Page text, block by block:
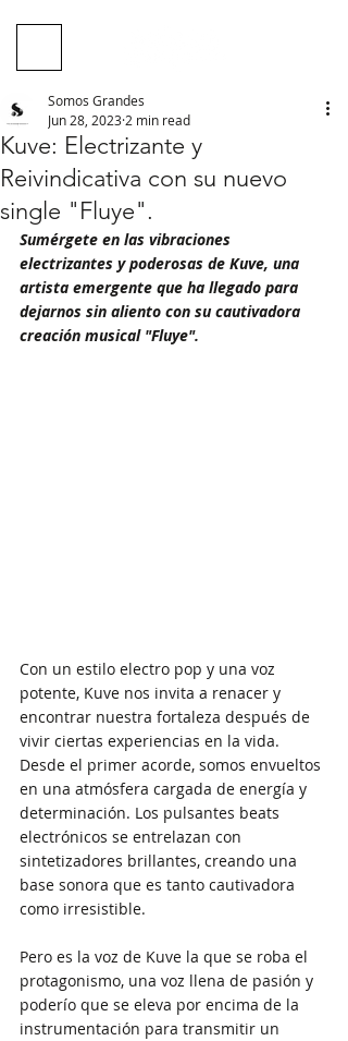
Kuve: Electrizante y
Reivindicativa con su nuevo
single "Fluye".
Somos Grandes
Jun 28, 2023 2 min read
Sumérgete en las vibraciones
electrizantes y poderosas de Kuve, una
artista emergente que ha llegado para
dejarnos sin aliento con su cautivadora
creación musical "Fluye".
Con un estilo electro pop y una voz
potente, Kuve nos invita a renacer y
encontrar nuestra fortaleza después de
vivir ciertas experiencias en la vida.
Desde el primer acorde, somos envueltos
en una atmósfera cargada de energía y
determinación. Los pulsantes beats
electrónicos se entrelazan con
sintetizadores brillantes, creando una
base sonora que es tanto cautivadora
como irresistible.
Pero es la voz de Kuve la que se roba el
protagonismo, una voz llena de pasión y
poderío que se eleva por encima de la
instrumentación para transmitir un